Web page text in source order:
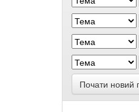
Почати новий